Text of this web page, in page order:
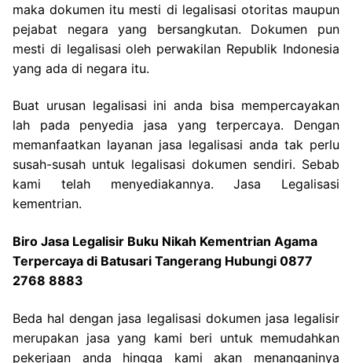
maka dokumen itu mesti di legalisasi otoritas maupun
pejabat negara yang bersangkutan. Dokumen pun
mesti di legalisasi oleh perwakilan Republik Indonesia
yang ada di negara itu.
Buat urusan legalisasi ini anda bisa mempercayakan
lah pada penyedia jasa yang terpercaya. Dengan
memanfaatkan layanan jasa legalisasi anda tak perlu
susah-susah untuk legalisasi dokumen sendiri. Sebab
kami telah menyediakannya. Jasa Legalisasi
kementrian.
Biro Jasa Legalisir Buku Nikah Kementrian Agama
Terpercaya di Batusari Tangerang Hubungi 0877
2768 8883
Beda hal dengan jasa legalisasi dokumen jasa legalisir
merupakan jasa yang kami beri untuk memudahkan
pekerjaan anda hingga kami akan menanganinya